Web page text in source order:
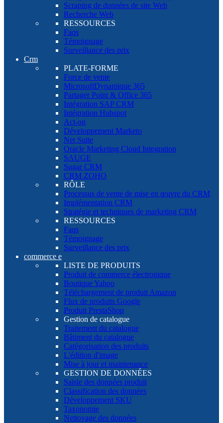
Scraping de données de site Web
Recherche Web
RESSOURCES
Faqs
Témoignage
Surveillance des prix
Crm
PLATE-FORME
Force de vente
MicrosoftDynamique 365
Partager Point & Office 365
Intégration SAP CRM
Intégration Hubspot
Act-on
Développement Marketo
Net Suite
Oracle Marketing Cloud Integration
SAUGE
Sugar CRM
CRM ZOHO
RÔLE
Processus de vente de mise en œuvre du CRM
Implémentation CRM
Stratégie et techniques de marketing CRM
RESSOURCES
Faqs
Témoignage
Surveillance des prix
commerce e
LISTE DE PRODUITS
Produit de commerce électronique
Boutique Yahoo
Téléchargement de produit Amazon
Flux de produits Google
Produit PrestaShop
Gestion de catalogue
Traitement du catalogue
Bâtiment du catalogue
Catégorisation des produits
L'édition d'image
Mise à jour et maintenance
GESTION DE DONNÉES
Saisie des données produit
Classification des données
Développement SKU
Taxonomie
Nettoyage des données